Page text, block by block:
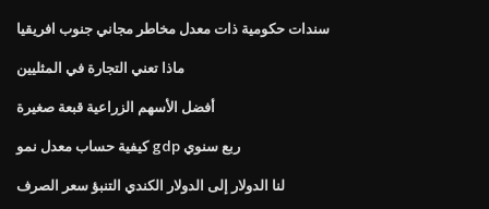
سندات حكومية ذات معدل مخاطر مجاني جنوب افريقيا
ماذا تعني التجارة في المثليين
أفضل الأسهم الزراعية قبعة صغيرة
كيفية حساب معدل نمو gdp ربع سنوي
لنا الدولار إلى الدولار الكندي التنبؤ سعر الصرف